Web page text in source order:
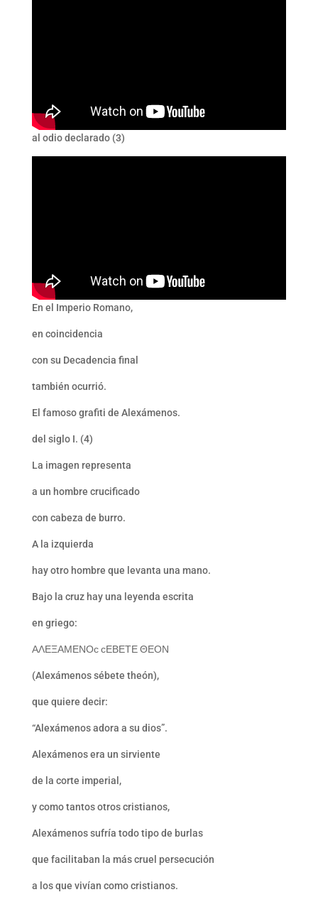
al odio declarado (3)
En el Imperio Romano,
en coincidencia
con su Decadencia final
también ocurrió.
El famoso grafiti de Alexámenos.
del siglo I. (4)
La imagen representa
a un hombre crucificado
con cabeza de burro.
A la izquierda
hay otro hombre que levanta una mano.
Bajo la cruz hay una leyenda escrita
en griego:
ΑΛΕΞΑΜΕΝΟϲ ϲΕΒΕΤΕ ΘΕΟΝ
(Alexámenos sébete theón),
que quiere decir:
“Alexámenos adora a su dios”.
Alexámenos era un sirviente
de la corte imperial,
y como tantos otros cristianos,
Alexámenos sufría todo tipo de burlas
que facilitaban la más cruel persecución
a los que vivían como cristianos.